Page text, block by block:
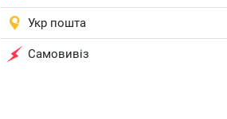
Укр пошта
Самовивіз